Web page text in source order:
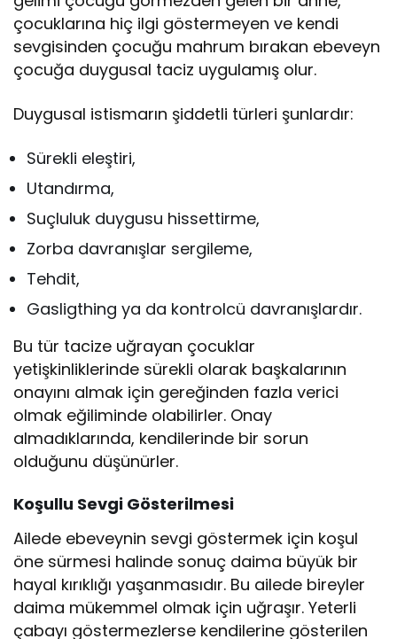
çocuklarına hiç ilgi göstermeyen ve kendi
sevgisinden çocuğu mahrum bırakan ebeveyn
çocuğa duygusal taciz uygulamış olur.
Duygusal istismarın şiddetli türleri şunlardır:
Sürekli eleştiri,
Utandırma,
Suçluluk duygusu hissettirme,
Zorba davranışlar sergileme,
Tehdit,
Gasligthing ya da kontrolcü davranışlardır.
Bu tür tacize uğrayan çocuklar
yetişkinliklerinde sürekli olarak başkalarının
onayını almak için gereğinden fazla verici
olmak eğiliminde olabilirler. Onay
almadıklarında, kendilerinde bir sorun
olduğunu düşünürler.
Koşullu Sevgi Gösterilmesi
Ailede ebeveynin sevgi göstermek için koşul
öne sürmesi halinde sonuç daima büyük bir
hayal kırıklığı yaşanmasıdır. Bu ailede bireyler
daima mükemmel olmak için uğraşır. Yeterli
çabayı göstermezlerse kendilerine gösterilen